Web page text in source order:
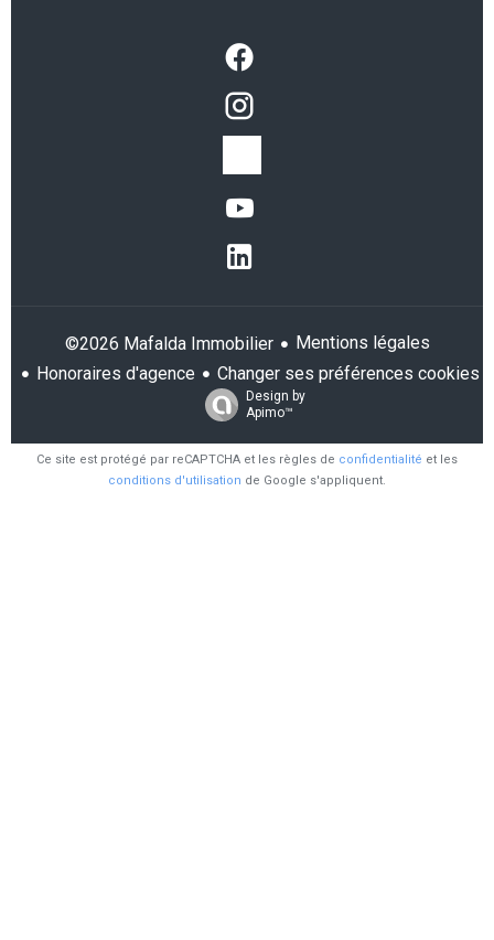
©2026 Mafalda Immobilier
Mentions légales
Honoraires d'agence
Changer ses préférences cookies
Design by
Apimo™
Ce site est protégé par reCAPTCHA et les règles de confidentialité et les
conditions d'utilisation de Google s'appliquent.